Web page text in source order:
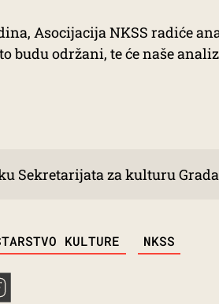
Asocijacija NKSS radiće
budu održani, te će naše
Sekretarijata za kulturu
KULTURE NKSS